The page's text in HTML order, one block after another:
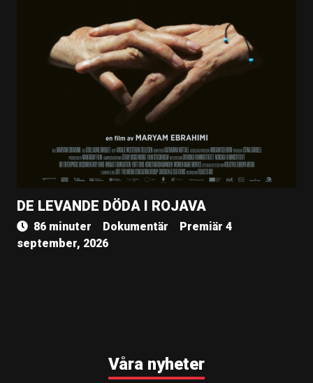
DE LEVANDE DÖDA I ROJAVA
86 minuter Dokumentär
Premiär 4
september, 2026
Våra nyheter